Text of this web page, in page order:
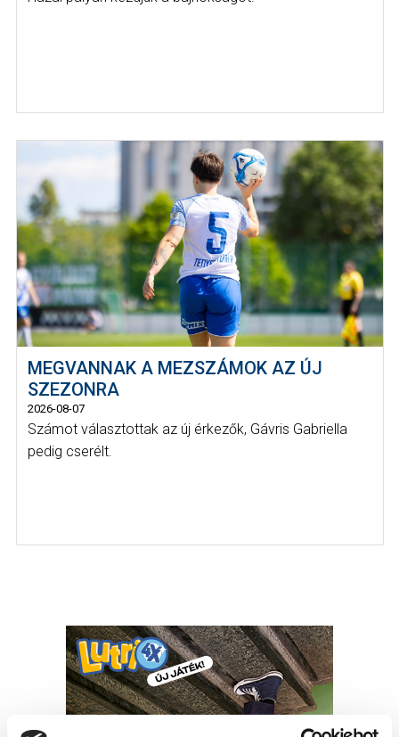
MEGVANNAK A MEZSZÁMOK AZ ÚJ
SZEZONRA
2026-08-07
Számot választottak az új érkezők, Gávris Gabriella
pedig cserélt.